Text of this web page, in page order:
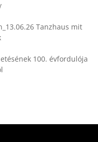
Tanzhaus mit
100. évfordulója